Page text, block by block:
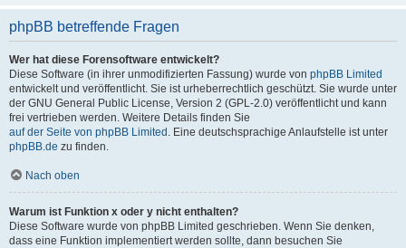
phpBB betreffende Fragen
Wer hat diese Forensoftware entwickelt?
Diese Software (in ihrer unmodifizierten Fassung) wurde von phpBB Limited
entwickelt und veröffentlicht. Sie ist urheberrechtlich geschützt. Sie wurde unter
der GNU General Public License, Version 2 (GPL-2.0) veröffentlicht und kann
frei vertrieben werden. Weitere Details finden Sie
auf der Seite von phpBB Limited . Eine deutschsprachige Anlaufstelle ist unter
phpBB.de zu finden.
Nach oben
Warum ist Funktion x oder y nicht enthalten?
Diese Software wurde von phpBB Limited geschrieben. Wenn Sie denken,
dass eine Funktion implementiert werden sollte, dann besuchen Sie